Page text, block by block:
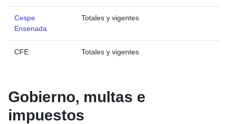
Cespe
Ensenada
Totales y vigentes
CFE Totales y vigentes
Gobierno, multas e
impuestos